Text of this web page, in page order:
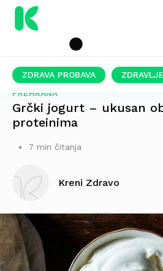
ZDRAVA PROBAVA ZDRAVLJE
PREHRANA
Grčki jogurt – ukusan
proteinima
7 min čitanja
Kreni Zdravo